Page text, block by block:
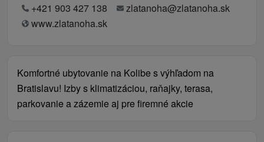
+421 903 427 138
zlatanoha@zlatanoha.sk
www.zlatanoha.sk
Komfortné ubytovanie na Kolibe s výhľadom na
Bratislavu! Izby s klimatizáciou, raňajky, terasa,
parkovanie a zázemie aj pre firemné akcie